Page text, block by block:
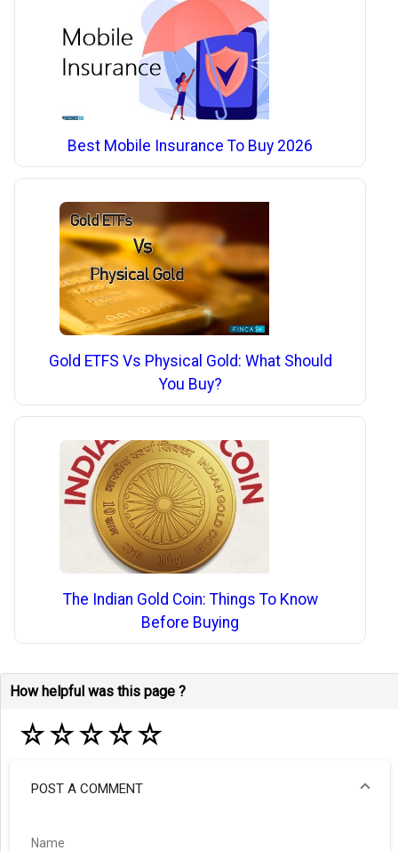
Best Mobile Insurance To Buy 2026
Gold ETFS Vs Physical Gold: What Should
You Buy?
The Indian Gold Coin: Things To Know
Before Buying
How helpful was this page ?
☆☆☆☆☆
POST A COMMENT
Name